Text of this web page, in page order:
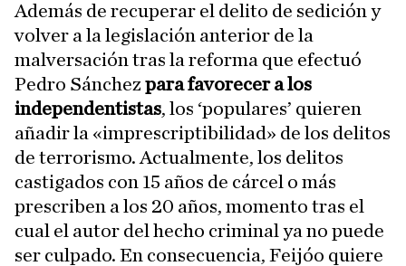
Además de recuperar el delito de sedición y
volver a la legislación anterior de la
malversación tras la reforma que efectuó
Pedro Sánchezpara favorecer a los
independentistas, los ‘populares’ quieren
añadir la «imprescriptibilidad» de los delitos
de terrorismo. Actualmente, los delitos
castigados con 15 años de cárcel o más
prescriben a los 20 años, momento tras el
cual el autor del hecho criminal ya no puede
ser culpado. En consecuencia, Feijóo quiere